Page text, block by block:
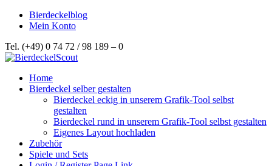
Bierdeckelblog
Mein Konto
Tel. (+49) 0 74 72 / 98 189 – 0
Home
Bierdeckel selber gestalten
Bierdeckel eckig in unserem Grafik-Tool selbst
gestalten
Bierdeckel rund in unserem Grafik-Tool selbst gestalten
Eigenes Layout hochladen
Zubehör
Spiele und Sets